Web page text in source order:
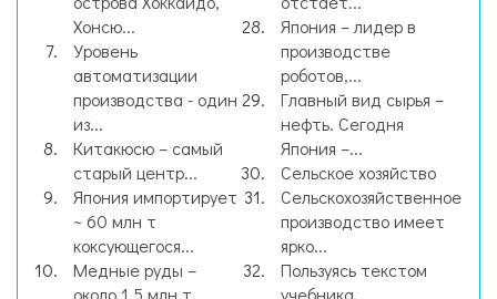
Хонсю...
Уровень
автоматизации
производства - один
из...
Китакюсю – самый
старый центр...
Япония импортирует
~ 60 млн т
коксующегося...
Медные руды –
около 1,5 млн т
Япония – лидер в
производстве
роботов,...
Главный вид сырья –
нефть. Сегодня
Япония –...
Сельское хозяйство
Сельскохозяйственное
производство имеет
ярко...
Пользуясь текстом
учебника,